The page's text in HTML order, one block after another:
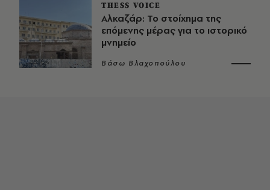
THESS VOICE
Αλκαζάρ: Το στοίχημα της
επόμενης μέρας για το ιστορικό
μνημείο
Βάσω Βλαχοπούλου